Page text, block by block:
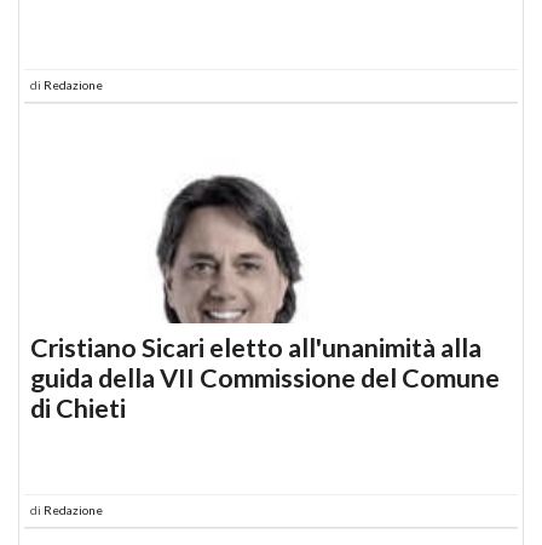
di Redazione
Cristiano Sicari eletto all'unanimità alla
guida della VII Commissione del Comune
di Chieti
di Redazione